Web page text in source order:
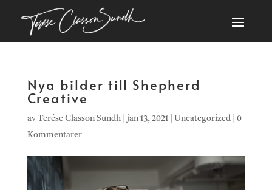
Nya bilder till Shepherd
Creative
avTerése Classon Sundh| jan 13, 2021| Uncategorized| 0
Kommentarer